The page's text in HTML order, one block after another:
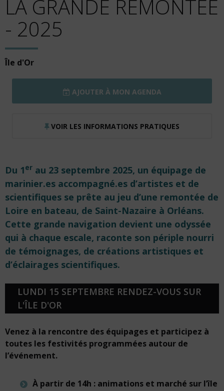
LA GRANDE REMONTÉE
- 2025
Île d'Or
AJOUTER À MON AGENDA
VOIR LES INFORMATIONS PRATIQUES
Du 1er au 23 septembre 2025, un équipage de
marinier.es accompagné.es d’artistes et de
scientifiques se prête au jeu d’une remontée de
Loire en bateau, de Saint-Nazaire à Orléans.
Cette grande navigation devient une odyssée
qui à chaque escale, raconte son périple nourri
de témoignages, de créations artistiques et
d’éclairages scientifiques.
LUNDI 15 SEPTEMBRE RENDEZ-VOUS SUR
L'ÎLE D'OR
Venez à la rencontre des équipages et participez à
toutes les festivités programmées autour de
l’événement.
À partir de 14h : animations et marché sur l’île